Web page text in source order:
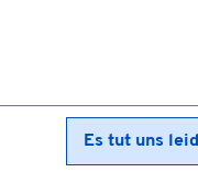
Es tut uns